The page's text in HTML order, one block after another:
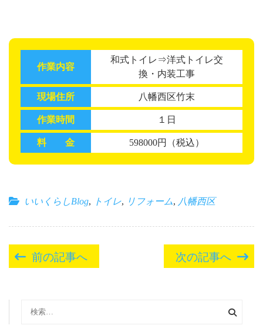
作業内容
和式トイレ⇒洋式トイレ交
換・内装工事
現場住所 八幡西区竹末
作業時間 １日
料 金 598000円（税込）
いいくらしBlog, トイレ, リフォーム, 八幡西区
投
稿
ゲ
前の記事へ 次の記事へ